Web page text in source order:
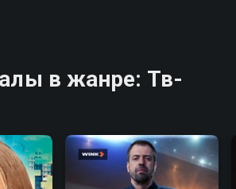
в жанре: Тв-